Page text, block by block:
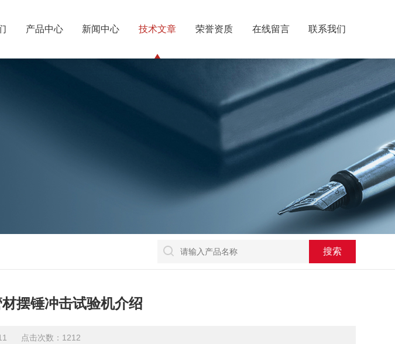
产品中心 新闻中心 技术文章 荣誉资质 在线留言 联系我们
摆锤冲击试验机介绍
11 点击次数：1212